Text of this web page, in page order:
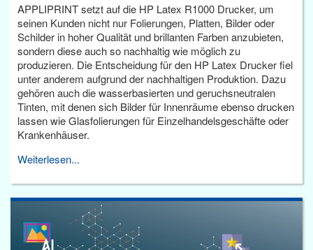
APPLIPRINT setzt auf die HP Latex R1000 Drucker, um
seinen Kunden nicht nur Folierungen, Platten, Bilder oder
Schilder in hoher Qualität und brillanten Farben anzubieten,
sondern diese auch so nachhaltig wie möglich zu
produzieren. Die Entscheidung für den HP Latex Drucker fiel
unter anderem aufgrund der nachhaltigen Produktion. Dazu
gehören auch die wasserbasierten und geruchsneutralen
Tinten, mit denen sich Bilder für Innenräume ebenso drucken
lassen wie Glasfolierungen für Einzelhandelsgeschäfte oder
Krankenhäuser.
Weiterlesen...